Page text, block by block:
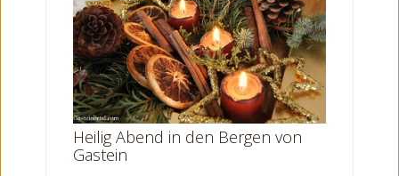
Heilig Abend in den Bergen von
Gastein